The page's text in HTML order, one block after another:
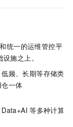
统一的运维管控平
施之上。
频、长期等存储类
一体
等多种计算